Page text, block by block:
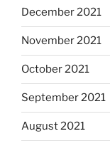
December 2021
November 2021
October 2021
September 2021
August 2021